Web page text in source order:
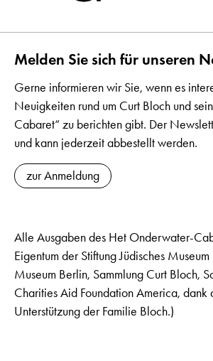
Melden Sie sich für unseren
Gerne informieren wir Sie, wenn es
Neuigkeiten rund um Curt Bloch und
Cabaret“ zu berichten gibt. Der
und kann jederzeit abbestellt werden.
zur Anmeldung
Alle Ausgaben des Het Onderwater-
Eigentum der Stiftung Jüdisches
Museum Berlin, Sammlung Curt Bloch,
Charities Aid Foundation America,
Unterstützung der Familie Bloch.)